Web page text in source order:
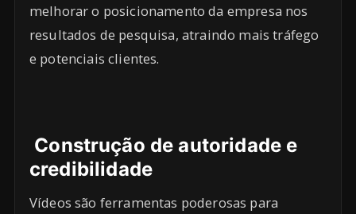
melhorar o posicionamento da empresa nos
resultados de pesquisa, atraindo mais tráfego
e potenciais clientes.
Construção de autoridade e
credibilidade
Vídeos são ferramentas poderosas para